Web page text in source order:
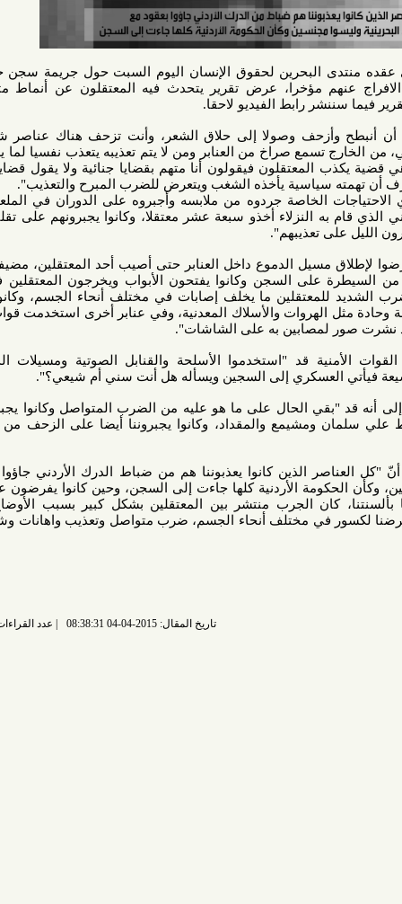
البحرين لحقوق الإنسان اليوم السبت حول جريمة سجن جو، والذي
مؤخرا، عرض تقرير يتحدث فيه المعتقلون عن أنماط متعددة من
رابط الفيديو لاحقا.
وصولا إلى حلاق الشعر، وأنت تزحف هناك عناصر شغب على
صراخ من العنابر ومن لا يتم تعذيبه يتعذب نفسيا لما يسمعه في
المعتقلون فيقولون أنا متهم بقضايا جنائية ولا يقول قضايا سياسية
يأخذه الشغب ويتعرض للضرب المبرح والتعذيب".
الخاصة جردوه من ملابسه وأجبروه على الدوران في الملعب وأخذوا
النزلاء أخذو سبعة عشر معتقلا، وكانوا يجبرونهم على تقليد أصوات
تعذيبهم".
مسيل الدموع داخل العنابر حتى أصيب أحد المعتقلين، مضيفا "أدخلونا
السجن وكانوا يفتحون الأبواب ويخرجون المعتقلين فردا فردا،
ما يخلف إصابات في مختلف أنحاء الجسم، وكانوا يضربونا
الهروات والأسلاك المعدنية، وفي عنابر أخرى استخدمت قوات الشغب
لمصابين به على الشاشات".
قد "استخدموا الأسلحة والقنابل الصوتية ومسيلات الدموع بين
إلى السجين ويسأله هل أنت سني أم شيعي؟".
الحال على ما هو عليه من الضرب المتواصل وكانوا يجبروننا على
والمقداد، وكانوا يجبروننا أيضا على الزحف من باب إهانة
الذين كانوا يعذبوننا هم من ضباط الدرك الأردني جاؤوا بعقود مع
الأردنية كلها جاءت إلى السجن، وحين كانوا يفرضون علينا تقبيل
كان الجرب منتشر بين المعتقلين بشكل كبير بسبب الأوضاع الصحية
في مختلف أنحاء الجسم، ضرب متواصل وتعذيب واهانات وشتائم كانوا
عدد القراءات: 6973 قراءة |